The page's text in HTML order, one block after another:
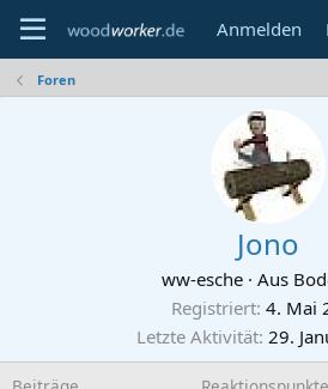
Anmelden
Foren
Jono
ww-esche · Aus
Registriert 4. Mai
Letzte Aktivität 29.